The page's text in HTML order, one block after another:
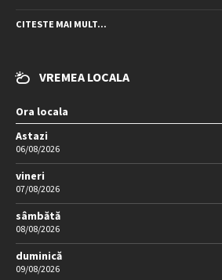
CITESTE MAI MULT...
VREMEA LOCALA
Ora locala
Astazi
06/08/2026
vineri
07/08/2026
sâmbătă
08/08/2026
duminică
09/08/2026